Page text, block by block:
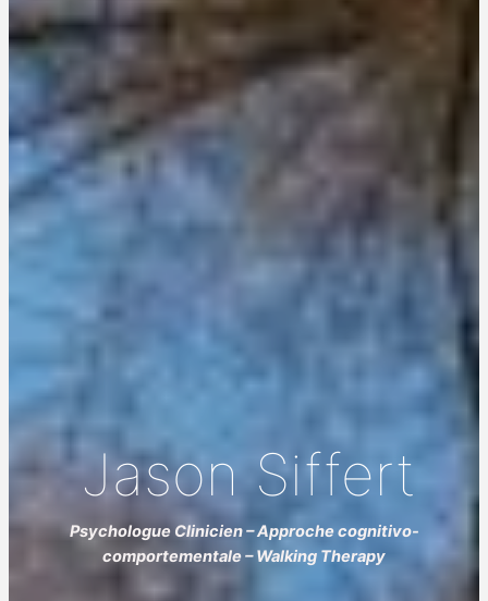
Jason Siffert
Psychologue Clinicien – Approche cognitivo-
comportementale – Walking Therapy